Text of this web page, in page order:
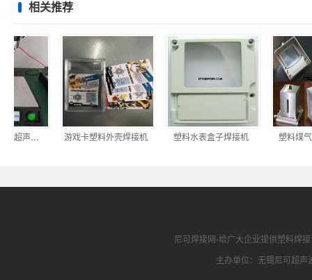
相关推荐
儿童玩具塑料壳超声波焊接机 游戏卡塑料外壳焊接机 塑料水表盒子焊接机 塑料煤气
尼可焊接网-给广大企业提供塑料焊
主办单位：无锡尼可超